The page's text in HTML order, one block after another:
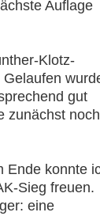
Auflage
Klotz-
gut
zunächst noch
Ende konnte
Sieg freuen.
eine